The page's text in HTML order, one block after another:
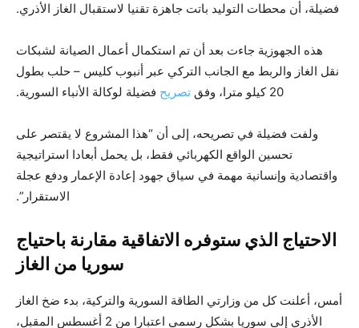
فضيلة، أن محطات التوليد باتت جاهزة تقنيا لاستقبال الغاز الأذري.
هذه الجهوزية جاءت بعد أن تم استكمال أعمال الصيانة لشبكات
نقل الغاز والربط مع الجانب التركي عبر أنبوب كليس – حلب بطول
20 كيلو مترا، وفق
تصريح فضيلة لوكالة الأنباء السورية.
ولفت فضيلة في تصريحه، إلى أن “هذا المشروع لا يقتصر على
تحسين الواقع الكهربائي فقط، بل يحمل أبعادا استراتيجية
واقتصادية وإنسانية مهمة في سياق جهود إعادة الإعمار ودفع عجلة
الاستقرار”.
الاحتياج الذي ستوفره الاتفاقية مقارنة باحتياج
سوريا من الغاز
أمس، أعلنت كل من وزارتي الطاقة السورية والتركية، بدء ضخ الغاز
الأذري إلى سوريا بشكل رسمي اعتبارا من 2 أغسطس المقبل،